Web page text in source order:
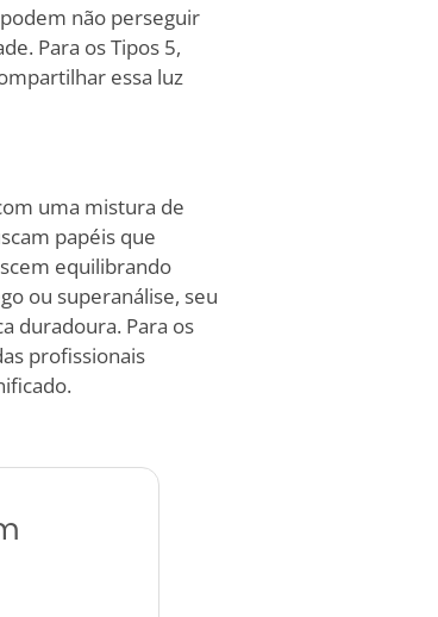
não perseguir
Para os Tipos 5,
essa luz
uma mistura de
papéis que
equilibrando
ou superanálise, seu
duradoura. Para os
profissionais